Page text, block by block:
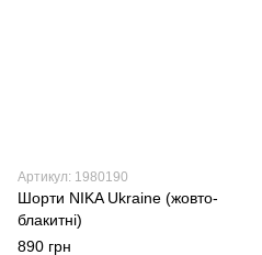
Артикул: 1980190
Шорти NIKA Ukraine (жовто-
блакитні)
890 грн